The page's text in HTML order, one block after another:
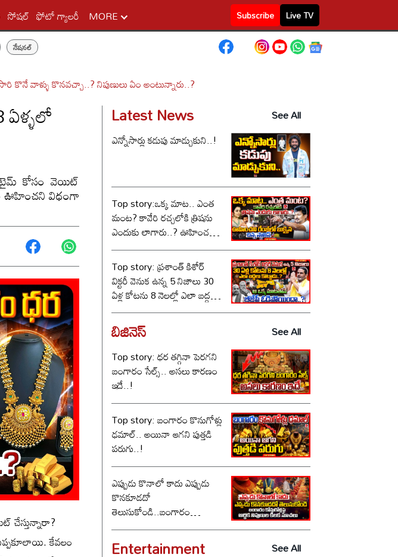
సోషల్ ఫోటో గ్యాలరీ MORE Subscribe
Live TV
నేషనల్
వాళ్ళు కొనవచ్చా..? నిపుణులు ఏం అంటున్నారు..?
టైమ్ కోసం వెయిట్
ఊహించని విధంగా
చేస్తున్నారా?
కేవలం
Latest News
See All
ఎన్నోసార్లు కడుపు మాడ్చుకుని..!
Top story:ఒక్క మాట.. ఎంత
మంట? కావేరి రచ్చలోకి త్రిషను
ఎందుకు లాగారు..? ఊహించని
రేంజ్ లో బుక్కైన చిన్న స్టాలిన్..!
Top story: ప్రశాంత్ కిశోర్
విక్టరీ వెనుక ఉన్న 5 నిజాలు 30
ఏళ్ల కోటను 8 నెలల్లో ఎలా బద్దలు
కొట్టాడు..? ఆ ఒక్క మాటతోనే
బీజేపీ ఓడిపోయిందా..?
బిజినెస్
See All
Top story: ధర తగ్గినా పెరగని
బంగారం సేల్స్.. అసలు కారణం
ఇదే..!
Top story: బంగారం కొనుగోళ్లు
ఢమాల్.. అయినా ఆగని పుత్తడి
పరుగు..!
ఎప్పుడు కొనాలో కాదు ఎప్పుడు
కొనకూడదో
తెలుసుకోండి..బంగారం
కోనుగోళ్లపై ఆర్థిక నిపుణుల కీలక
సూచలు..!
Entertainment
See All